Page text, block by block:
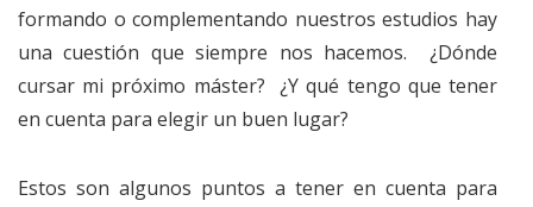
formando o complementando nuestros estudios hay
una cuestión que siempre nos hacemos. ¿Dónde
cursar mi próximo máster? ¿Y qué tengo que tener
en cuenta para elegir un buen lugar?
Estos son algunos puntos a tener en cuenta para